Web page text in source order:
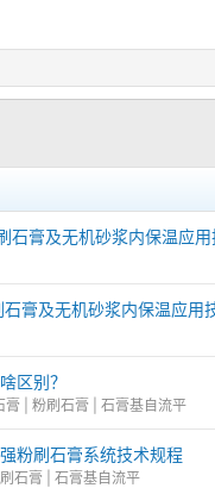
膏及无机砂浆内保温应用
膏及无机砂浆内保温应用
区别？
膏 | 粉刷石膏 | 石膏基自流平
粉刷石膏系统技术规程
石膏 | 石膏基自流平